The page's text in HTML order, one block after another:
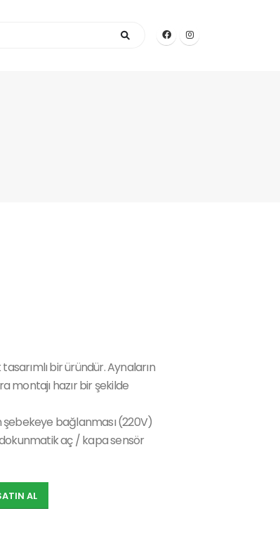
bir üründür. Aynaların
montajı hazır bir şekilde
şebekeye bağlanması (220V)
aç / kapa sensör
AL